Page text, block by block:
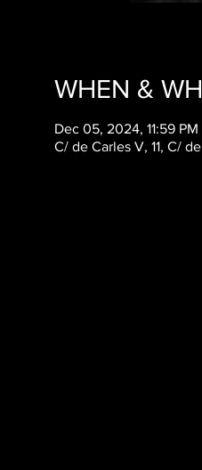
WHEN &
Dec 05, 2024, 11:59
C/ de Carles V, 11, C/